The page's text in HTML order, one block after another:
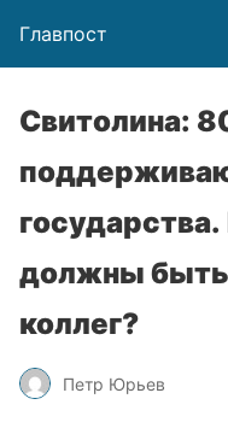
Главпост
Свитолина:
должны
коллег?
Петр Юрьев